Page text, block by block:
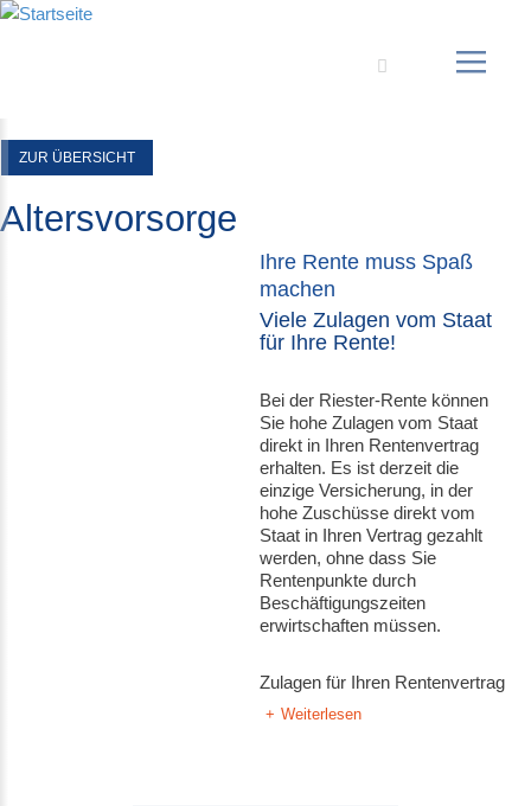
ZUR ÜBERSICHT
Altersvorsorge
Ihre Rente muss Spaß
machen
Viele Zulagen vom Staat
für Ihre Rente!
Bei der Riester-Rente können
Sie hohe Zulagen vom Staat
direkt in Ihren Rentenvertrag
erhalten. Es ist derzeit die
einzige Versicherung, in der
hohe Zuschüsse direkt vom
Staat in Ihren Vertrag gezahlt
werden, ohne dass Sie
Rentenpunkte durch
Beschäftigungszeiten
erwirtschaften müssen.
Zulagen für Ihren Rentenvertrag
Weiterlesen